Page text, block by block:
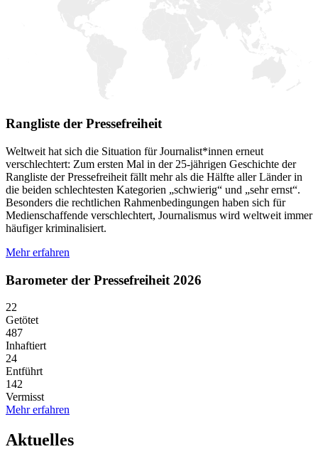
Rangliste der Pressefreiheit
Weltweit hat sich die Situation für Journalist*innen erneut
verschlechtert: Zum ersten Mal in der 25-jährigen Geschichte der
Rangliste der Pressefreiheit fällt mehr als die Hälfte aller Länder in
die beiden schlechtesten Kategorien „schwierig“ und „sehr ernst“.
Besonders die rechtlichen Rahmenbedingungen haben sich für
Medienschaffende verschlechtert, Journalismus wird weltweit immer
häufiger kriminalisiert.
Mehr erfahren
Barometer der Pressefreiheit 2026
22
Getötet
487
Inhaftiert
24
Entführt
142
Vermisst
Mehr erfahren
Aktuelles